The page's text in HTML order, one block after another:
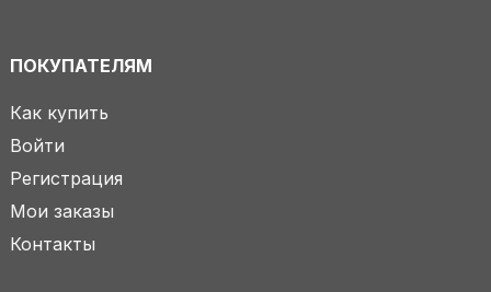
ПОКУПАТЕЛЯМ
Как купить
Войти
Регистрация
Мои заказы
Контакты